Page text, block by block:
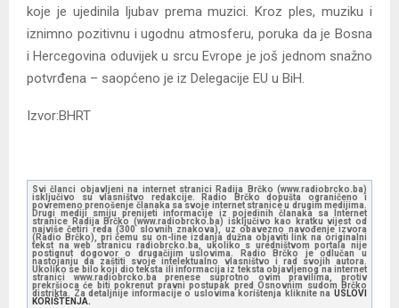
koje je ujedinila ljubav prema muzici. Kroz ples, muziku i
iznimno pozitivnu i ugodnu atmosferu, poruka da je Bosna
i Hercegovina oduvijek u srcu Evrope je još jednom snažno
potvrđena – saopćeno je iz Delegacije EU u BiH.
Izvor:BHRT
Svi članci objavljeni na internet stranici Radija Brčko (www.radiobrcko.ba)
isključivo su vlasništvo redakcije. Radio Brčko dopušta ograničeno i
povremeno prenošenje članaka sa svoje internet stranice u drugim medijima.
Drugi mediji smiju prenijeti informacije iz pojedinih članaka sa Internet
stranice Radija Brčko (www.radiobrcko.ba) isključivo kao kratku vijest od
najviše četiri reda (300 slovnih znakova), uz obavezno navođenje izvora
(Radio Brčko), pri čemu su on-line izdanja dužna objaviti link na originalni
tekst na web stranicu radiobrcko.ba, ukoliko s uredništvom portala nije
postignut dogovor o drugačijim uslovima. Radio Brčko je odlučan u
nastojanju da zaštiti svoje intelektualno vlasništvo i rad svojih autora.
Ukoliko se bilo koji dio teksta ili informacija iz teksta objavljenog na internet
stranici www.radiobrcko.ba prenese suprotno ovim pravilima, protiv
prekršioca će biti pokrenut pravni postupak pred Osnovnim sudom Brčko
distrikta. Za detaljnije informacije o uslovima korištenja kliknite na USLOVI
KORIŠTENJA.